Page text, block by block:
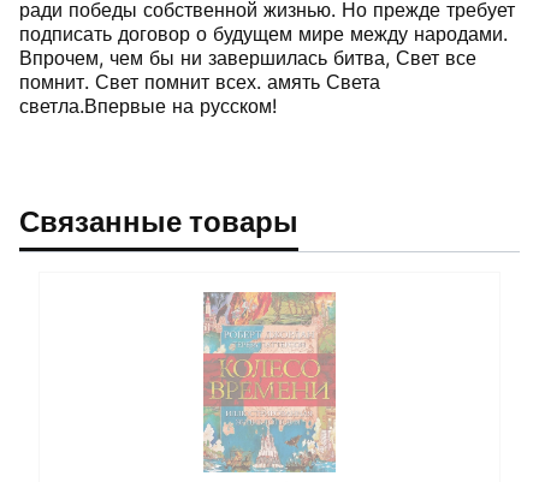
ради победы собственной жизнью. Но прежде требует
подписать договор о будущем мире между народами.
Впрочем, чем бы ни завершилась битва, Свет все
помнит. Свет помнит всех. амять Света
светла.Впервые на русском!
Связанные товары